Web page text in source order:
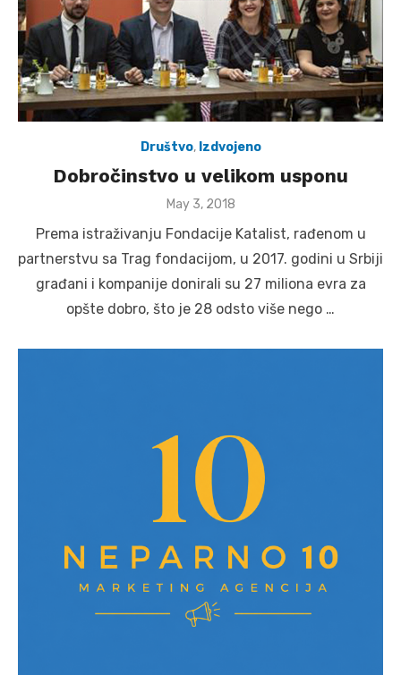
Društvo, Izdvojeno
Dobročinstvo u velikom usponu
Posted
May 3, 2018
Prema istraživanju Fondacije Katalist, rađenom u
partnerstvu sa Trag fondacijom, u 2017. godini u Srbiji
građani i kompanije donirali su 27 miliona evra za
opšte dobro, što je 28 odsto više nego …